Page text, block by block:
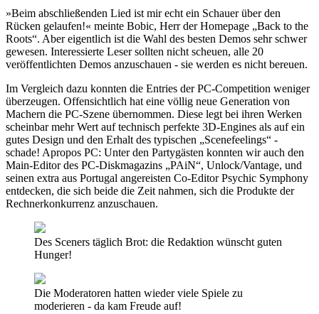
»Beim abschließenden Lied ist mir echt ein Schauer über den
Rücken gelaufen!« meinte Bobic, Herr der Homepage „Back to the
Roots“. Aber eigentlich ist die Wahl des besten Demos sehr schwer
gewesen. Interessierte Leser sollten nicht scheuen, alle 20
veröffentlichten Demos anzuschauen - sie werden es nicht bereuen.
Im Vergleich dazu konnten die Entries der PC-Competition weniger
überzeugen. Offensichtlich hat eine völlig neue Generation von
Machern die PC-Szene übernommen. Diese legt bei ihren Werken
scheinbar mehr Wert auf technisch perfekte 3D-Engines als auf ein
gutes Design und den Erhalt des typischen „Scenefeelings“ -
schade! Apropos PC: Unter den Partygästen konnten wir auch den
Main-Editor des PC-Diskmagazins „PAiN“, Unlock/Vantage, und
seinen extra aus Portugal angereisten Co-Editor Psychic Symphony
entdecken, die sich beide die Zeit nahmen, sich die Produkte der
Rechnerkonkurrenz anzuschauen.
Des Sceners täglich Brot: die Redaktion wünscht guten
Hunger!
Die Moderatoren hatten wieder viele Spiele zu
moderieren - da kam Freude auf!